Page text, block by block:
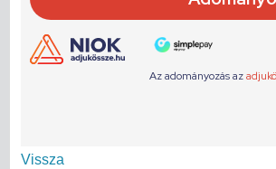
Vissza